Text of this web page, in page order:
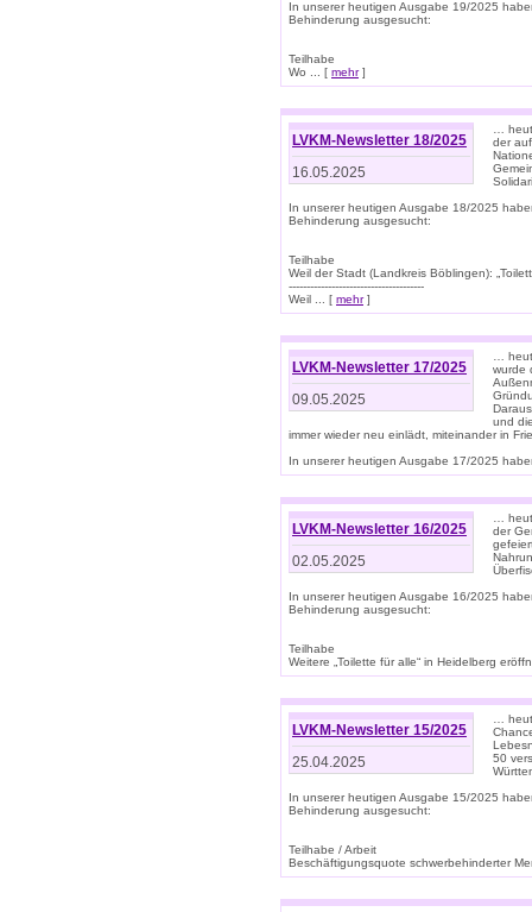
In unserer heutigen Ausgabe 19/2025
Behinderung ausgesucht:
Teilhabe
Wo ... [ mehr]
LVKM-Newsletter 18/2025
16.05.2025
…
der
In unserer heutigen Ausgabe 18/2025
Behinderung ausgesucht:
Teilhabe
Weil der Stadt (Landkreis Böblingen):
--------------------------------------
Weil ... [ mehr]
LVKM-Newsletter 17/2025
09.05.2025
…
wurde
und
immer wieder neu einlädt, miteinander in
In unserer heutigen Ausgabe 17/2025
LVKM-Newsletter 16/2025
02.05.2025
…
der
In unserer heutigen Ausgabe 16/2025
Behinderung ausgesucht:
Teilhabe
Weitere „Toilette für alle“ in Heidelberg
LVKM-Newsletter 15/2025
25.04.2025
…
50
In unserer heutigen Ausgabe 15/2025
Behinderung ausgesucht:
Teilhabe / Arbeit
Beschäftigungsquote schwerbehinderter